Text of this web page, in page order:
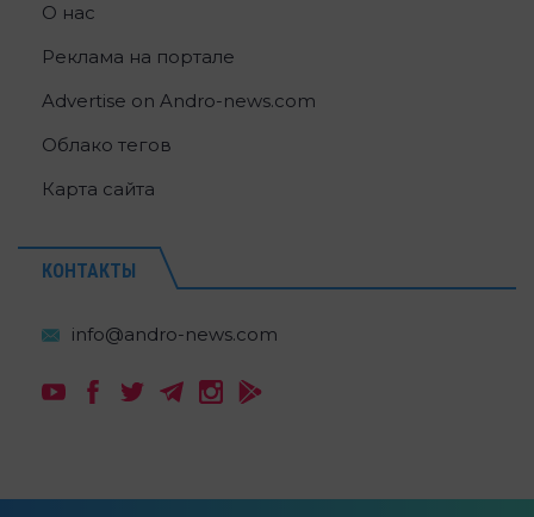
О нас
Реклама на портале
Advertise on Andro-news.com
Облако тегов
Карта сайта
КОНТАКТЫ